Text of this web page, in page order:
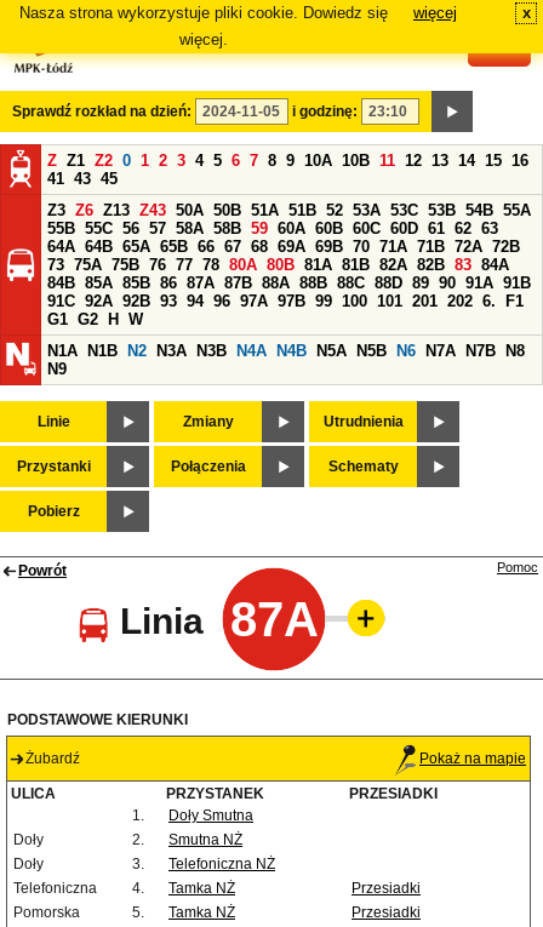
Nasza strona wykorzystuje pliki cookie. Dowiedz się
więcej.
więcej x
Sprawdź rozkład na dzień: i godzinę:
Z Z1 Z2 0 1 2 3 4 5 6 7 8 9 10A 10B 11 12 13 14 15 16
41 43 45
Z3 Z6 Z13 Z43 50A 50B 51A 51B 52 53A 53C 53B 54B 55A
55B 55C 56 57 58A 58B 59 60A 60B 60C 60D 61 62 63
64A 64B 65A 65B 66 67 68 69A 69B 70 71A 71B 72A 72B
73 75A 75B 76 77 78 80A 80B 81A 81B 82A 82B 83 84A
84B 85A 85B 86 87A 87B 88A 88B 88C 88D 89 90 91A 91B
91C 92A 92B 93 94 96 97A 97B 99 100 101 201 202 6.
F1
G1 G2 H
W
N1A
N1B N2 N3A N3B N4A N4B N5A N5B N6 N7A N7B
N8
N9
Linie Zmiany Utrudnienia
Przystanki Połączenia Schematy
Pobierz
Powrót
Linia 87A
Pomoc
PODSTAWOWE KIERUNKI
Żubardź Pokaż na mapie
ULICA PRZYSTANEK
PRZESIADKI
1.
Doły Smutna
Doły
2.
Smutna NŻ
Doły
3.
Telefoniczna NŻ
Telefoniczna
4. Tamka NŻ
Przesiadki
Pomorska
5. Tamka NŻ
Przesiadki